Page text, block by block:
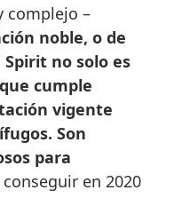
complejo –
noble, o de
Spirit no solo es
cumple
vigente
Son
para
conseguir en 2020